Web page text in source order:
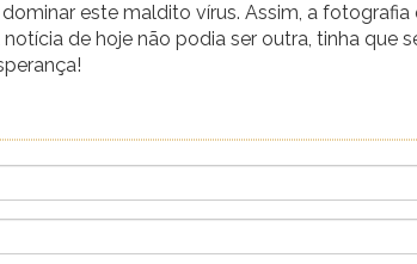
este maldito vírus. Assim, a fotografia
de hoje não podia ser outra, tinha que